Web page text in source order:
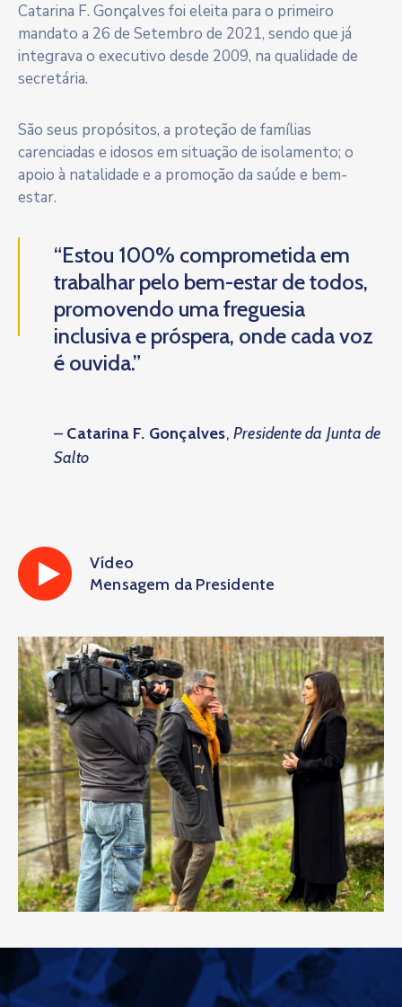
Catarina F. Gonçalves foi eleita para o primeiro
mandato a 26 de Setembro de 2021, sendo que já
integrava o executivo desde 2009, na qualidade de
secretária.
São seus propósitos, a proteção de famílias
carenciadas e idosos em situação de isolamento; o
apoio à natalidade e a promoção da saúde e bem-
estar.
“Estou 100% comprometida em
trabalhar pelo bem-estar de todos,
promovendo uma freguesia
inclusiva e próspera, onde cada voz
é ouvida.”
– Catarina F. Gonçalves, Presidente da Junta de
Salto
Vídeo
Mensagem da Presidente